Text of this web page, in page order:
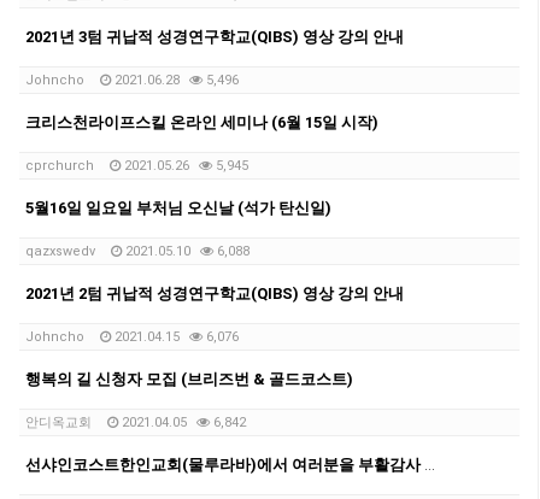
2021년 3텀 귀납적 성경연구학교(QIBS) 영상 강의 안내
Johncho 2021.06.28 5,496
크리스천라이프스킬 온라인 세미나 (6월 15일 시작)
cprchurch 2021.05.26 5,945
5월16일 일요일 부처님 오신날 (석가 탄신일)
qazxswedv 2021.05.10 6,088
2021년 2텀 귀납적 성경연구학교(QIBS) 영상 강의 안내
Johncho 2021.04.15 6,076
행복의 길 신청자 모집 (브리즈번 & 골드코스트)
안디옥교회 2021.04.05 6,842
선샤인코스트한인교회(물루라바)에서 여러분을 부활감사 예배에 초대합니다.